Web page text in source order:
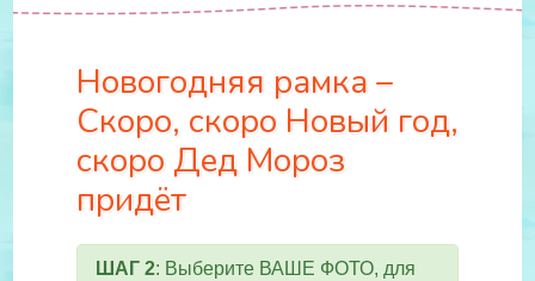
Новогодняя рамка –
Скоро, скоро Новый год,
скоро Дед Мороз
придёт
ШАГ 2: Выберите ВАШЕ ФОТО, для